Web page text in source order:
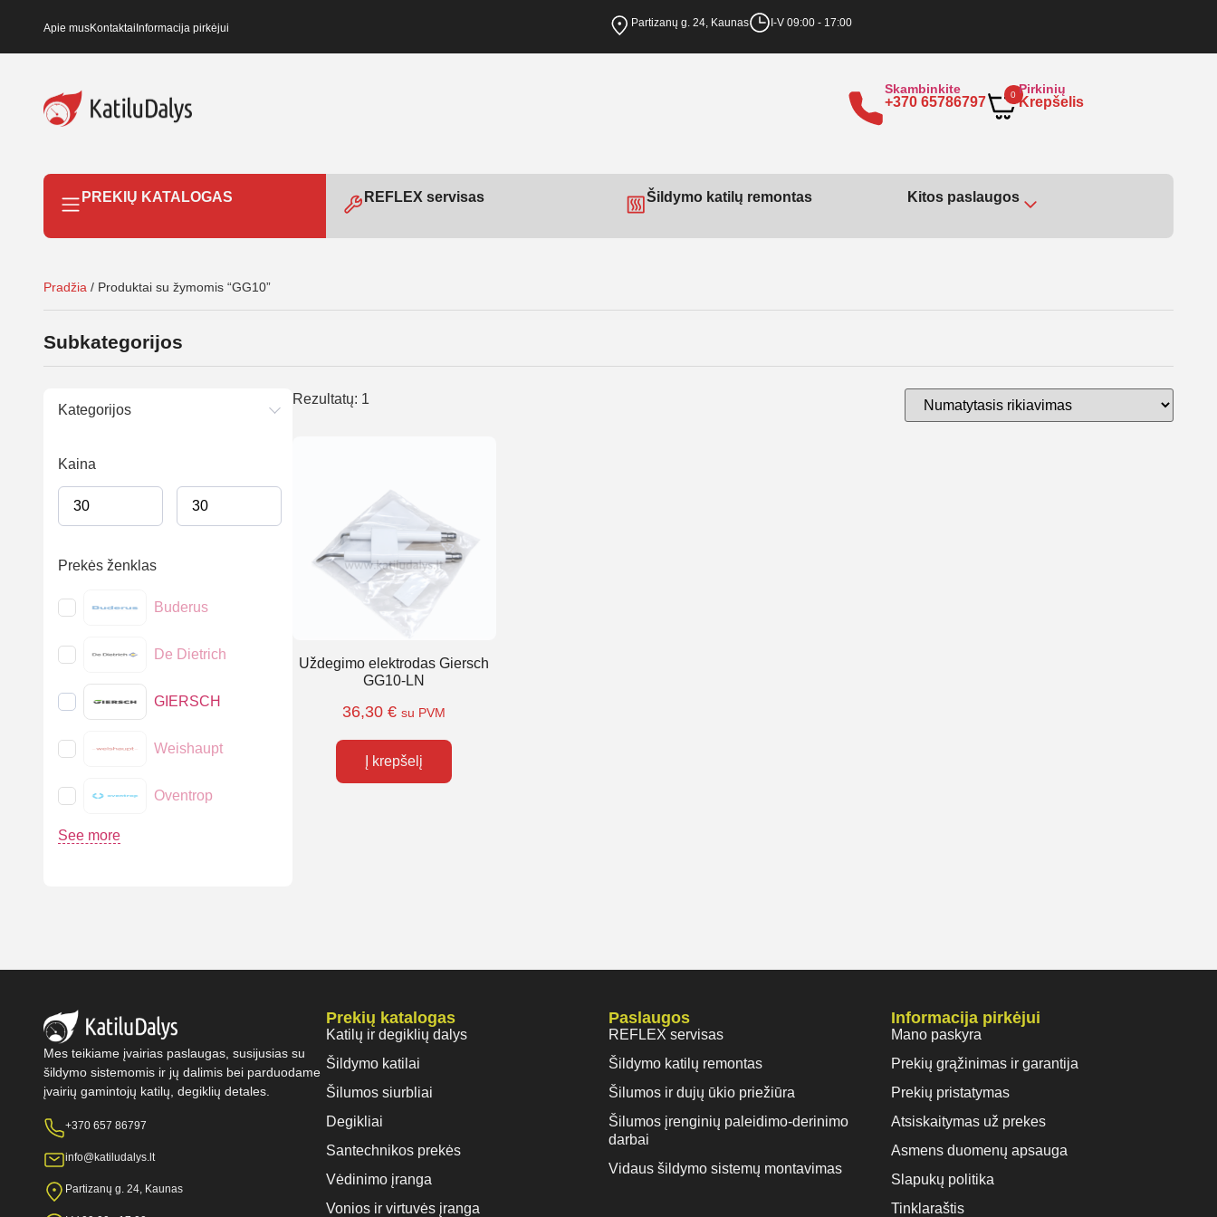
Apie musKontaktaiInformacija pirkėjui Partizanų g. 24, Kaunas I-V 09:00 - 17:00
Skambinkite
+370 65786797 0 Pirkinių
Krepšelis
PREKIŲ KATALOGAS REFLEX servisas Šildymo katilų remontas Kitos paslaugos
Pradžia / Produktai su žymomis “GG10”
Subkategorijos
Kategorijos
Kaina
Prekės ženklas
Buderus
De Dietrich
GIERSCH
Weishaupt
Oventrop
See more
Rezultatų: 1
Uždegimo elektrodas Giersch
GG10-LN
36,30€ su PVM
Į krepšelį
Mes teikiame įvairias paslaugas, susijusias su
šildymo sistemomis ir jų dalimis bei parduodame
įvairių gamintojų katilų, degiklių detales.
+370 657 86797
info@katiludalys.lt
Partizanų g. 24, Kaunas
Prekių katalogas
Katilų ir degiklių dalys
Šildymo katilai
Šilumos siurbliai
Degikliai
Santechnikos prekės
Vėdinimo įranga
Vonios ir virtuvės įranga
Paslaugos
REFLEX servisas
Šildymo katilų remontas
Šilumos ir dujų ūkio priežiūra
Šilumos įrenginių paleidimo-derinimo
darbai
Vidaus šildymo sistemų montavimas
Informacija pirkėjui
Mano paskyra
Prekių grąžinimas ir garantija
Prekių pristatymas
Atsiskaitymas už prekes
Asmens duomenų apsauga
Slapukų politika
Tinklaraštis